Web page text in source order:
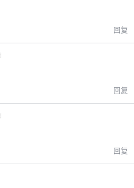
回复
回复
回复